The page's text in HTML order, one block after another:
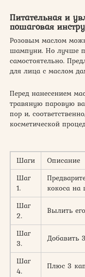
Питательная и
пошаговая
Розовым маслом
шампуни. Но лучше
самостоятельно.
для лица с маслом
Перед нанесением
травяную паровую
пор и,
косметической
Шаги
Описание
Шаг
1.
кокоса на
Шаг
2.
Вылить
Шаг
3.
Добавить
Шаг
4.
Плюс 3